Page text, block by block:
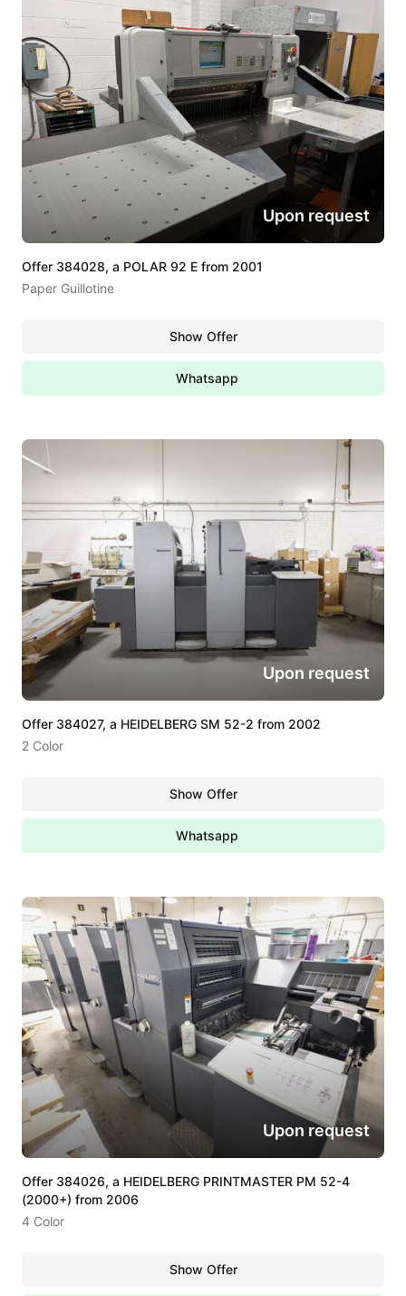
Offer 384028, a POLAR 92 E from 2001
Paper Guillotine
Upon request
Show Offer
Whatsapp
Offer 384027, a HEIDELBERG SM 52-2 from 2002
2 Color
Upon request
Show Offer
Whatsapp
Offer 384026, a HEIDELBERG PRINTMASTER PM 52-4
(2000+) from 2006
4 Color
Upon request
Show Offer